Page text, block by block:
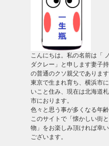
こんにちは。私の名前は「
ダクレー」と申します妻子
の普通のクソ親父であります
東京で生まれ育ち、横浜市
いこと住み、現在は北海道
市におります。
色々と思う事が多くなる年齢
このサイトで「懐かしい街と
物」をお楽しみ頂ければ幸
ございます。